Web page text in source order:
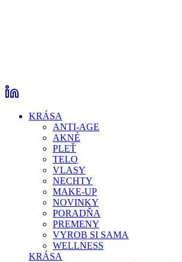
KRÁSA
ANTI-AGE
AKNÉ
PLEŤ
TELO
VLASY
NECHTY
MAKE-UP
NOVINKY
PORADŇA
PREMENY
VYROB SI SAMA
WELLNESS
KRÁSA